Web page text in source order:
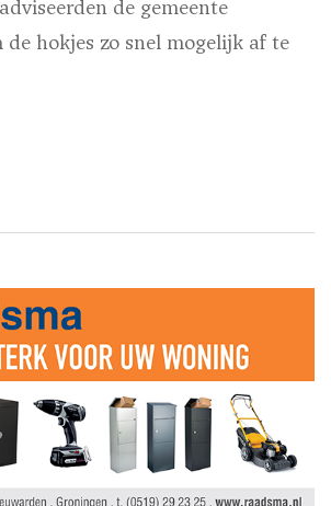
de gemeente
de hokjes zo snel mogelijk af te